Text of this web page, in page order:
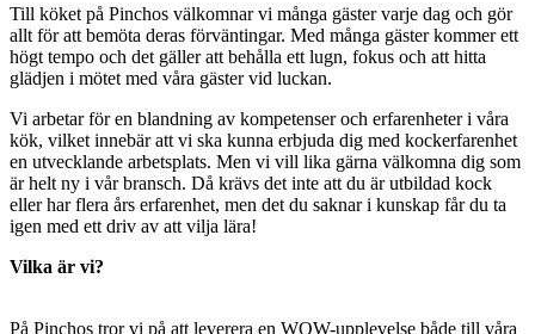
Till köket på Pinchos välkomnar vi många gäster varje dag och gör
allt för att bemöta deras förväntingar. Med många gäster kommer ett
högt tempo och det gäller att behålla ett lugn, fokus och att hitta
glädjen i mötet med våra gäster vid luckan.
Vi arbetar för en blandning av kompetenser och erfarenheter i våra
kök, vilket innebär att vi ska kunna erbjuda dig med kockerfarenhet
en utvecklande arbetsplats. Men vi vill lika gärna välkomna dig som
är helt ny i vår bransch. Då krävs det inte att du är utbildad kock
eller har flera års erfarenhet, men det du saknar i kunskap får du ta
igen med ett driv av att vilja lära!
Vilka är vi?
På Pinchos tror vi på att leverera en WOW-upplevelse både till våra